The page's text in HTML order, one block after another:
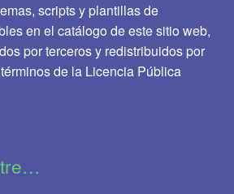
scripts y plantillas de
en el catálogo de este sitio web,
por terceros y redistribuidos por
de la Licencia Pública